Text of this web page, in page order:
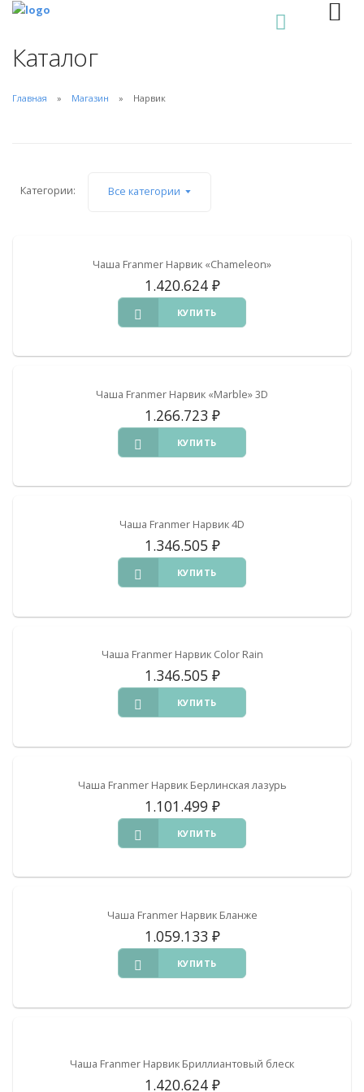
Каталог
Главная Магазин Нарвик
Категории: Все категории
Чаша Franmer Нарвик «Chameleon»
1.420.624 ₽
КУПИТЬ
Чаша Franmer Нарвик «Marble» 3D
1.266.723 ₽
КУПИТЬ
Чаша Franmer Нарвик 4D
1.346.505 ₽
КУПИТЬ
Чаша Franmer Нарвик Color Rain
1.346.505 ₽
КУПИТЬ
Чаша Franmer Нарвик Берлинская лазурь
1.101.499 ₽
КУПИТЬ
Чаша Franmer Нарвик Бланже
1.059.133 ₽
КУПИТЬ
Чаша Franmer Нарвик Бриллиантовый блеск
1.420.624 ₽